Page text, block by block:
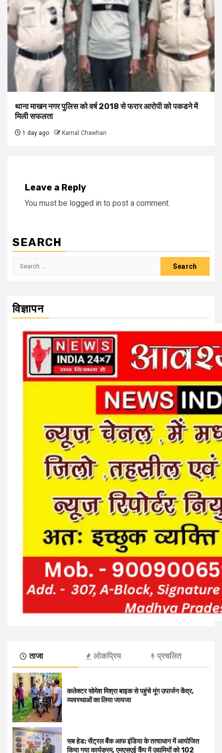
थाना माखन नगर पुलिस को वर्ष 2018 से फरार आरोपी को पकडने में
मिली सफलता
1 day ago Kamal Chawhan
Leave a Reply
You must be logged in to post a comment.
SEARCH
Search
विज्ञापन
ताजा लोकप्रिय प्रचलित
कलेक्टर सोमेश मिश्रा बाइक से पहुंचे मूंग उपार्जन केंद्र,
व्यवस्थाओं का लिया जायजा
सब हेड: सेंट्रल बैंक आफ इंडिया के तत्वाधान में आयोजित
किया गया कार्यक्रम, एमएसएई कैंप में उद्यमियों को 102